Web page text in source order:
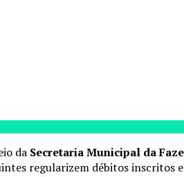
da Secretaria Municipal da
regularizem débitos inscritos